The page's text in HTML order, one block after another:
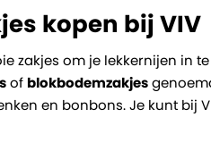
kopen bij VIV
zakjes om je lekkernijen in
of blokbodemzakjes
en bonbons. Je kunt bij